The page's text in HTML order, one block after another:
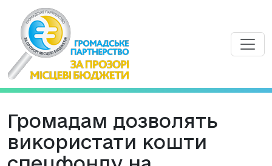
Громадам дозволять
використати кошти